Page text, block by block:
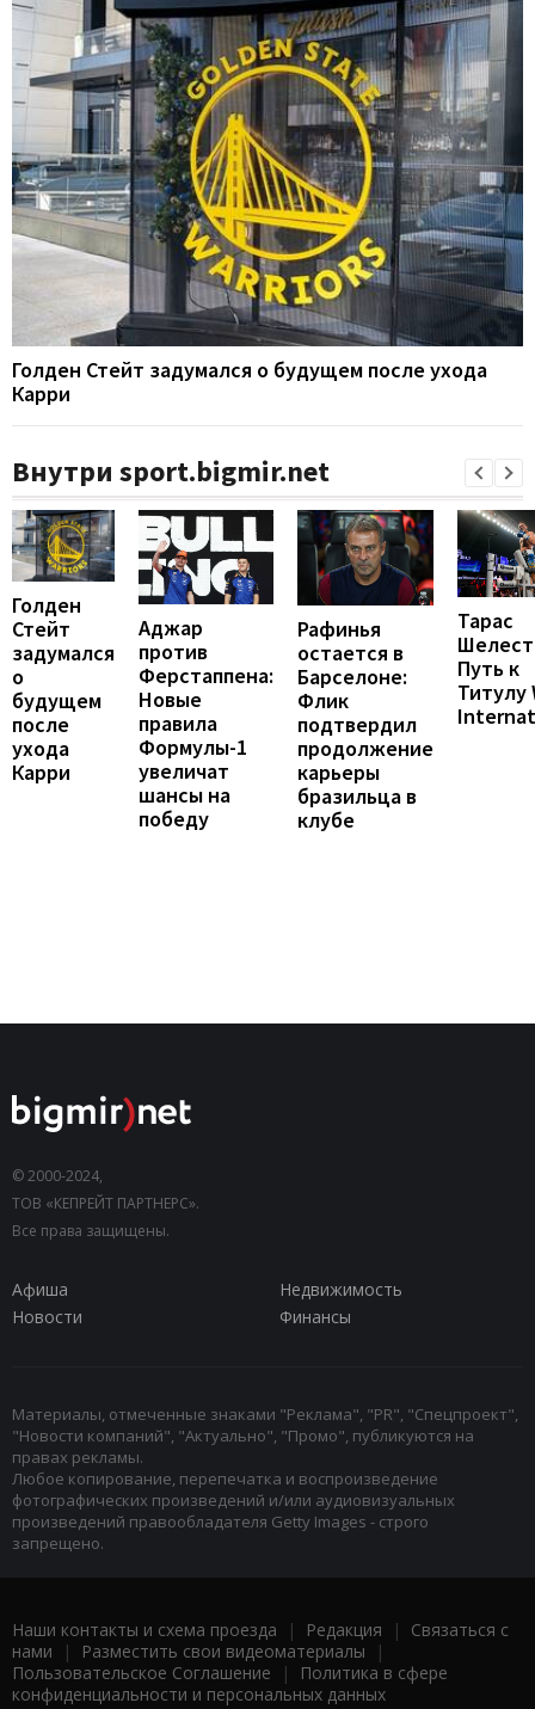
Голден Стейт задумался о будущем после ухода
Карри
Внутри sport.bigmir.net
Голден
Стейт
задумался
о
будущем
после
ухода
Карри
Аджар
против
Ферстаппена:
Новые
правила
Формулы-1
увеличат
шансы на
победу
Рафинья
остается в
Барселоне:
Флик
подтвердил
продолжение
карьеры
бразильца в
клубе
Тарас
Путь к
Титулу
© 2000-2024,
ТОВ «КЕПРЕЙТ ПАРТНЕРС».
Все права защищены.
Афиша
Недвижимость
Новости
Финансы
Материалы, отмеченные знаками "Реклама", "PR", "Спецпроект",
"Новости компаний", "Актуально", "Промо", публикуются на
правах рекламы.
Любое копирование, перепечатка и воспроизведение
фотографических произведений и/или аудиовизуальных
произведений правообладателя Getty Images - строго
запрещено.
Наши контакты и схема проезда | Редакция | Связаться с
нами | Разместить свои видеоматериалы |
Пользовательское Соглашение |
Политика в сфере
конфиденциальности и персональных данных